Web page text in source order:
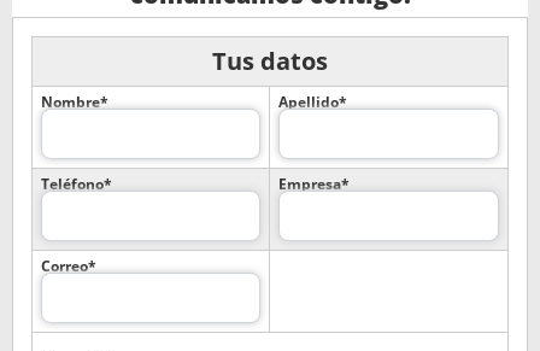
Tus datos
Nombre* Apellido*
Teléfono* Empresa*
Correo*